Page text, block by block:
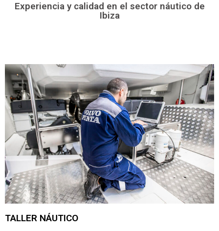
Experiencia y calidad en el sector náutico de
Ibiza
TALLER NÁUTICO